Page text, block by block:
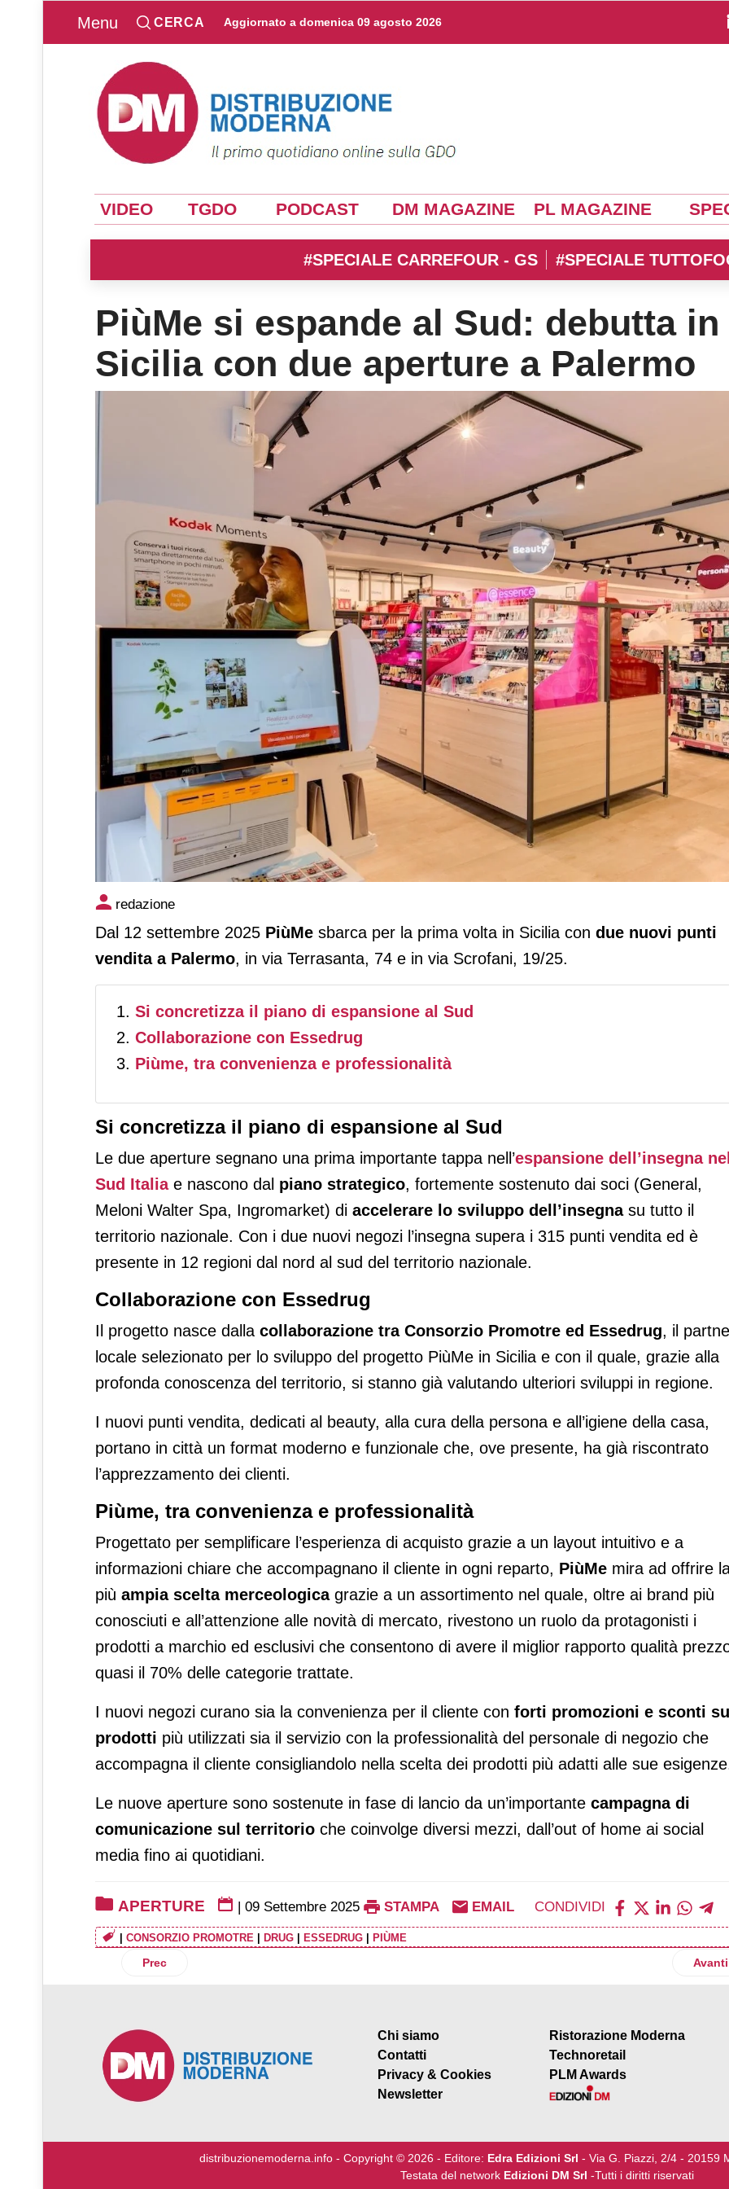
Menu CERCA Aggiornato a domenica 09 agosto 2026
VIDEO TGDO PODCAST DM MAGAZINE PL MAGAZINE
#SPECIALE CARREFOUR - GS #SPECIALE
PiùMe si espande al Sud: debutta in
Sicilia con due aperture a Palermo
PiùMe si espande al Sud: debutta in Sicilia con due aperture a
Palermo
redazione
Dal 12 settembre 2025 PiùMe sbarca per la prima volta in Sicilia con due nuovi punti
vendita a Palermo, in via Terrasanta, 74 e in via Scrofani, 19/25.
Si concretizza il piano di espansione al Sud
Collaborazione con Essedrug
Piùme, tra convenienza e professionalità
Si concretizza il piano di espansione al Sud
Le due aperture segnano una prima importante tappa nell’espansione dell’insegna
Sud Italiae nascono dal piano strategico, fortemente sostenuto dai soci (General,
Meloni Walter Spa, Ingromarket) di accelerare lo sviluppo dell’insegnasu tutto il
territorio nazionale. Con i due nuovi negozi l’insegna supera i 315 punti vendita ed è
presente in 12 regioni dal nord al sud del territorio nazionale.
Collaborazione con Essedrug
Il progetto nasce dalla collaborazione tra Consorzio Promotre ed Essedrug, il
locale selezionato per lo sviluppo del progetto PiùMe in Sicilia e con il quale, grazie alla
profonda conoscenza del territorio, si stanno già valutando ulteriori sviluppi in regione.
I nuovi punti vendita, dedicati al beauty, alla cura della persona e all’igiene della casa,
portano in città un format moderno e funzionale che, ove presente, ha già riscontrato
l’apprezzamento dei clienti.
Piùme, tra convenienza e professionalità
Progettato per semplificare l’esperienza di acquisto grazie a un layout intuitivo e a
informazioni chiare che accompagnano il cliente in ogni reparto, PiùMe mira ad offrire
più ampia scelta merceologicagrazie a un assortimento nel quale, oltre ai brand più
conosciuti e all’attenzione alle novità di mercato, rivestono un ruolo da protagonisti i
prodotti a marchio ed esclusivi che consentono di avere il miglior rapporto qualità
quasi il 70% delle categorie trattate.
I nuovi negozi curano sia la convenienza per il cliente con forti promozioni e sconti
prodotti più utilizzati sia il servizio con la professionalità del personale di negozio che
accompagna il cliente consigliandolo nella scelta dei prodotti più adatti alle sue
Le nuove aperture sono sostenute in fase di lancio da un’importante campagna di
comunicazione sul territorio che coinvolge diversi mezzi, dall’out of home ai social
media fino ai quotidiani.
APERTURE | 09 Settembre 2025 STAMPA EMAIL CONDIVIDI
CONSORZIO PROMOTRE DRUG ESSEDRUG PIÙME
Articolo precedente: Despar Nord, rinnovato l’Eurospar di Via Bentivoglio a Ferrara
Prec Avanti
Chi siamo
Contatti
Privacy & Cookies
Newsletter
Ristorazione Moderna
Technoretail
PLM Awards
distribuzionemoderna.info - Copyright © 2026 - Editore: Edra Edizioni Srl - Via G. Piazzi, 2/4 - 20159
Testata del network Edizioni DM Srl -Tutti i diritti riservati